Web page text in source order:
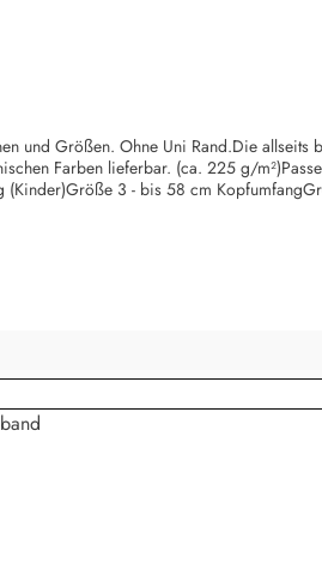
und Größen. Ohne Uni Rand.Die allseits
Farben lieferbar. (ca. 225 g/
(Kinder)Größe 3 - bis 58 cm